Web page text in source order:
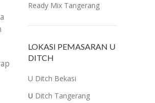
Ready Mix Tangerang
LOKASI PEMASARAN U
DITCH
U Ditch Bekasi
U Ditch Tangerang